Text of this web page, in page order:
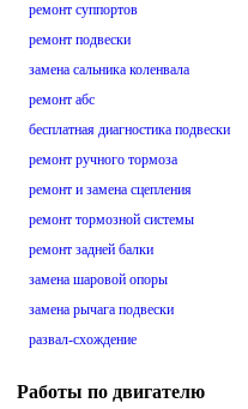
ремонт суппортов
ремонт подвески
замена сальника коленвала
ремонт абс
бесплатная диагностика подвески
ремонт ручного тормоза
ремонт и замена сцепления
ремонт тормозной системы
ремонт задней балки
замена шаровой опоры
замена рычага подвески
развал-схождение
Работы по двигателю